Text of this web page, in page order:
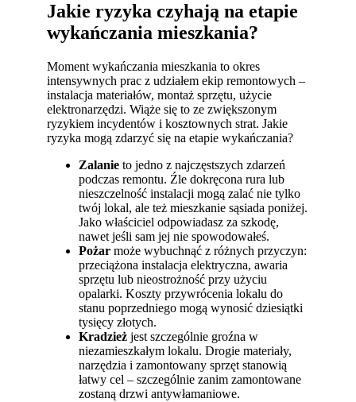
Jakie ryzyka czyhają na etapie
wykańczania mieszkania?
Moment wykańczania mieszkania to okres
intensywnych prac z udziałem ekip remontowych –
instalacja materiałów, montaż sprzętu, użycie
elektronarzędzi. Wiąże się to ze zwiększonym
ryzykiem incydentów i kosztownych strat. Jakie
ryzyka mogą zdarzyć się na etapie wykańczania?
Zalanie to jedno z najczęstszych zdarzeń
podczas remontu. Źle dokręcona rura lub
nieszczelność instalacji mogą zalać nie tylko
twój lokal, ale też mieszkanie sąsiada poniżej.
Jako właściciel odpowiadasz za szkodę,
nawet jeśli sam jej nie spowodowałeś.
Pożar może wybuchnąć z różnych przyczyn:
przeciążona instalacja elektryczna, awaria
sprzętu lub nieostrożność przy użyciu
opalarki. Koszty przywrócenia lokalu do
stanu poprzedniego mogą wynosić dziesiątki
tysięcy złotych.
Kradzież jest szczególnie groźna w
niezamieszkałym lokalu. Drogie materiały,
narzędzia i zamontowany sprzęt stanowią
łatwy cel – szczególnie zanim zamontowane
zostaną drzwi antywłamaniowe.